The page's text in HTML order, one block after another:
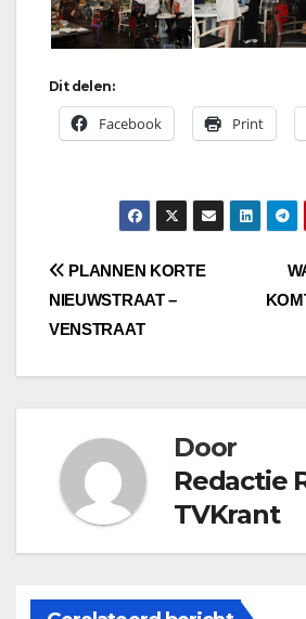
Dit delen:
Facebook Print
Bericht
navigatie
PLANNEN KORTE
NIEUWSTRAAT –
VENSTRAAT
Door
Redactie
TVKrant